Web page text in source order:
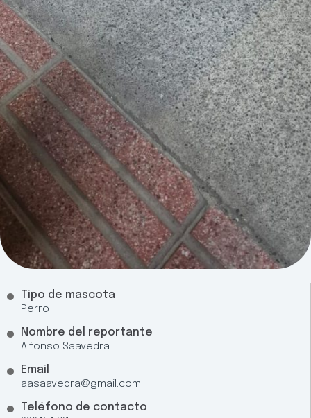
Tipo de mascota
Perro
Nombre del reportante
Alfonso Saavedra
Email
aasaavedra@gmail.com
Teléfono de contacto